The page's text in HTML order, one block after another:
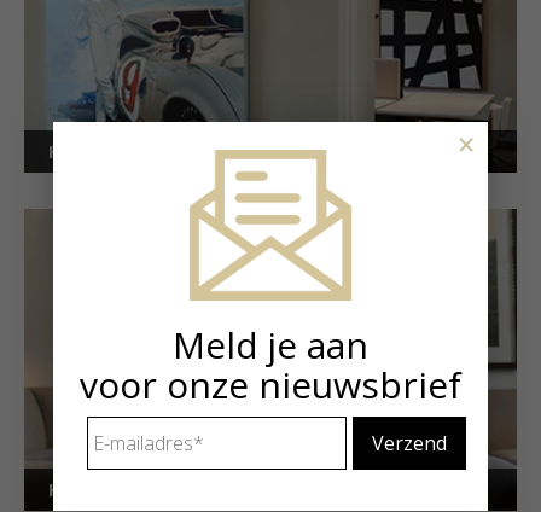
Kunstuitleen voor bedrijven
Kunstuitleen voor particulieren
Meld je aan
voor onze nieuwsbrief
mailadres *
×